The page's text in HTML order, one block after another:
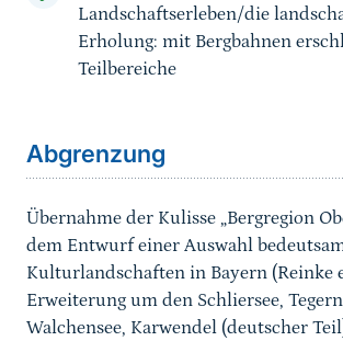
Landschaftserleben/die
Erholung: mit Bergbahnen
Teilbereiche
Abgrenzung
Übernahme der Kulisse „Bergregion
dem Entwurf einer Auswahl
Kulturlandschaften in Bayern (Reinke
Erweiterung um den Schliersee,
Walchensee, Karwendel (deutscher